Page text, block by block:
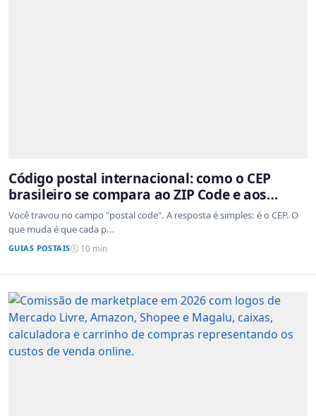
Código postal internacional: como o CEP
brasileiro se compara ao ZIP Code e aos
sistemas de outros países
Você travou no campo "postal code". A resposta é simples: é o CEP. O
que muda é que cada p...
GUIAS POSTAIS 10 min